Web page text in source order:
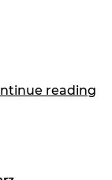
reading